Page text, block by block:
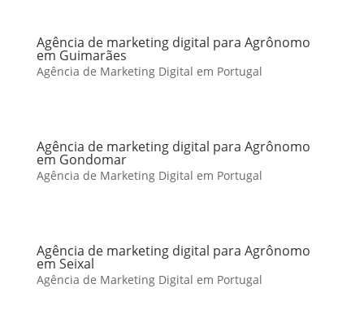
Agência de marketing digital para Agrônomo
em Guimarães
Agência de Marketing Digital em Portugal
Agência de marketing digital para Agrônomo
em Gondomar
Agência de Marketing Digital em Portugal
Agência de marketing digital para Agrônomo
em Seixal
Agência de Marketing Digital em Portugal